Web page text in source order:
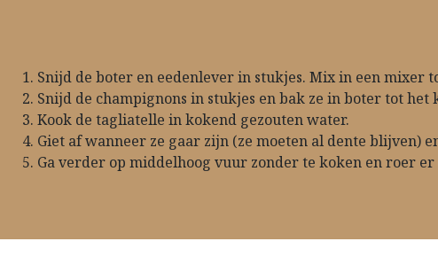
Snijd de boter en eedenlever in stukjes. Mix in een mixer
Snijd de champignons in stukjes en bak ze in boter tot
Kook de tagliatelle in kokend gezouten water.
Giet af wanneer ze gaar zijn (ze moeten al dente blijven)
Ga verder op middelhoog vuur zonder te koken en roer er